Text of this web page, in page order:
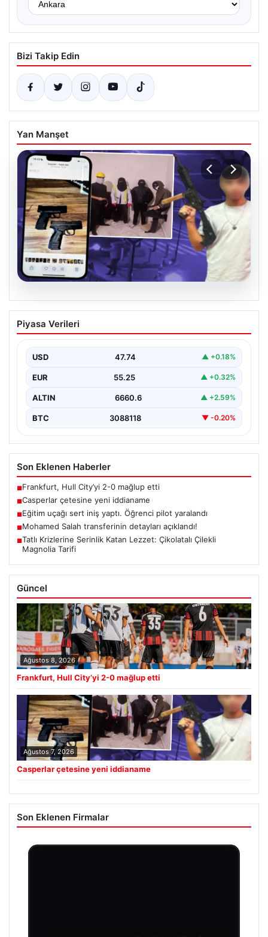
Bizi Takip Edin
Yan Manşet
Casperlar çetesine yeni iddianame
Piyasa Verileri
USD 47.74 ▲ +0.18%
EUR 55.25 ▲ +0.32%
ALTIN 6660.6 ▲ +2.59%
BTC 3088118 ▼ -0.20%
Son Eklenen Haberler
■Frankfurt, Hull City’yi 2-0 mağlup etti
■Casperlar çetesine yeni iddianame
■Eğitim uçağı sert iniş yaptı. Öğrenci pilot yaralandı
■Mohamed Salah transferinin detayları açıklandı!
■Tatlı Krizlerine Serinlik Katan Lezzet: Çikolatalı Çilekli
Magnolia Tarifi
Güncel
Ağustos 8, 2026
Frankfurt, Hull City’yi 2-0 mağlup etti
Ağustos 7, 2026
Casperlar çetesine yeni iddianame
Son Eklenen Firmalar